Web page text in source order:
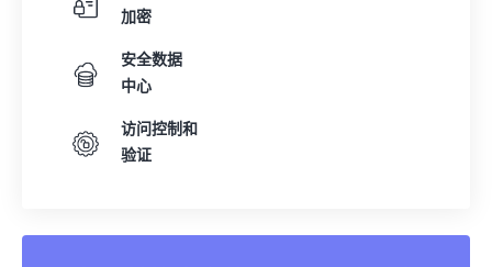
加密
安全数据
中心
访问控制和
验证